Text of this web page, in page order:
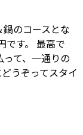
のコースとな
です。 最高で
て、一通りの
うぞってスタイ